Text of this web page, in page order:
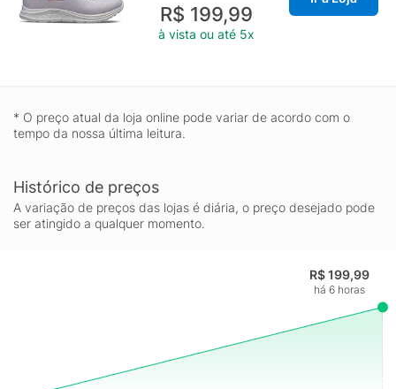
R$ 199,99
à vista ou até 5x
* O preço atual da loja online pode variar de acordo com o
tempo da nossa última leitura.
Histórico de preços
A variação de preços das lojas é diária, o preço desejado pode
ser atingido a qualquer momento.
R$ 199,99
há 6 horas